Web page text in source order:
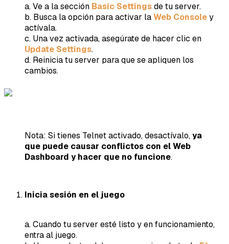
a. Ve a la sección Basic Settingsde tu server.
b. Busca la opción para activar laWeb Consoley
actívala.
c. Una vez activada, asegúrate de hacer clic en
Update Settings.
d. Reinicia tu server para que se apliquen los
cambios.
Nota: Si tienes Telnet activado, desactívalo,ya
que puede causar conflictos con el Web
Dashboard y hacer que no funcione.
Inicia sesión en el juego
a. Cuando tu server esté listo y en funcionamiento,
entra al juego.